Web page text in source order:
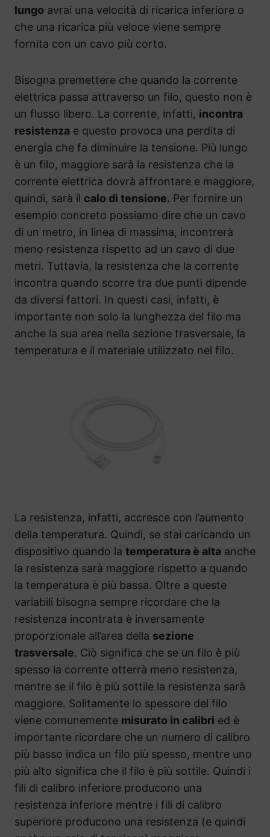
lungo avrai una velocità di ricarica inferiore o
che una ricarica più veloce viene sempre
fornita con un cavo più corto.
Bisogna premettere che quando la corrente
elettrica passa attraverso un filo, questo non è
un flusso libero. La corrente, infatti, incontra
resistenza e questo provoca una perdita di
energia che fa diminuire la tensione. Più lungo
è un filo, maggiore sarà la resistenza che la
corrente elettrica dovrà affrontare e maggiore,
quindi, sarà il calo di tensione. Per fornire un
esempio concreto possiamo dire che un cavo
di un metro, in linea di massima, incontrerà
meno resistenza rispetto ad un cavo di due
metri. Tuttavia, la resistenza che la corrente
incontra quando scorre tra due punti dipende
da diversi fattori. In questi casi, infatti, è
importante non solo la lunghezza del filo ma
anche la sua area nella sezione trasversale, la
temperatura e il materiale utilizzato nel filo.
La resistenza, infatti, accresce con l’aumento
della temperatura. Quindi, se stai caricando un
dispositivo quando la temperatura è alta anche
la resistenza sarà maggiore rispetto a quando
la temperatura è più bassa. Oltre a queste
variabili bisogna sempre ricordare che la
resistenza incontrata è inversamente
proporzionale all’area della sezione
trasversale. Ciò significa che se un filo è più
spesso la corrente otterrà meno resistenza,
mentre se il filo è più sottile la resistenza sarà
maggiore. Solitamente lo spessore del filo
viene comunemente misurato in calibri ed è
importante ricordare che un numero di calibro
più basso indica un filo più spesso, mentre uno
più alto significa che il filo è più sottile. Quindi i
fili di calibro inferiore producono una
resistenza inferiore mentre i fili di calibro
superiore producono una resistenza (e quindi